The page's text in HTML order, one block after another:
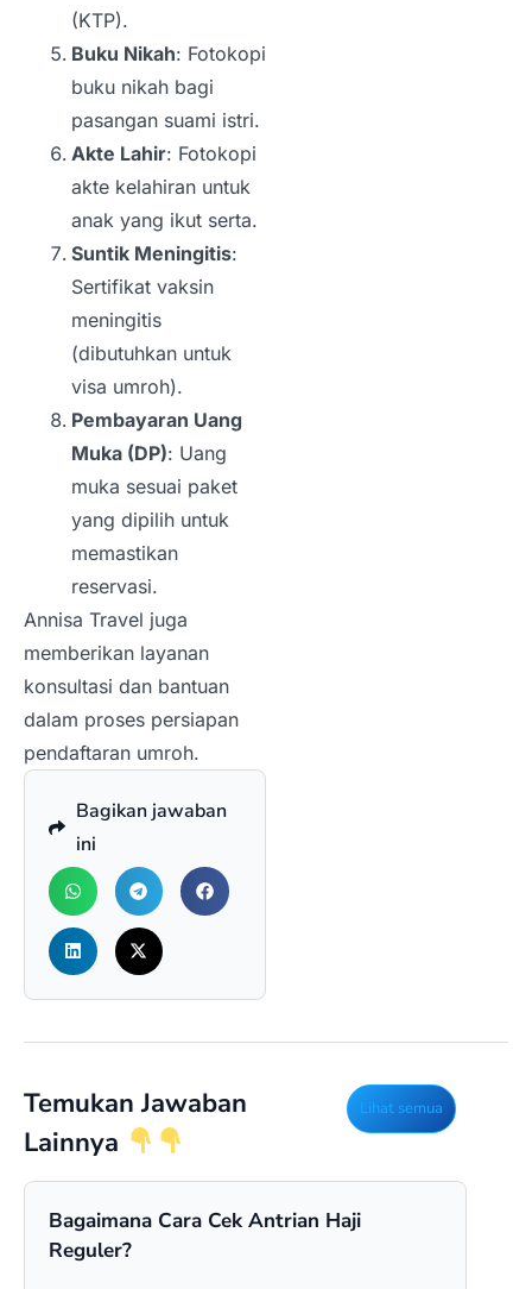
(KTP).
Buku Nikah: Fotokopi
buku nikah bagi
pasangan suami istri.
Akte Lahir: Fotokopi
akte kelahiran untuk
anak yang ikut serta.
Suntik Meningitis:
Sertifikat vaksin
meningitis
(dibutuhkan untuk
visa umroh).
Pembayaran Uang
Muka (DP): Uang
muka sesuai paket
yang dipilih untuk
memastikan
reservasi.
Annisa Travel juga
memberikan layanan
konsultasi dan bantuan
dalam proses persiapan
pendaftaran umroh.
Bagikan jawaban
ini
Temukan Jawaban
Lainnya
Lihat semua
Bagaimana Cara Cek Antrian Haji
Reguler?